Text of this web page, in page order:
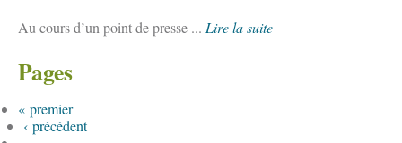
Au cours d’un point de presse ... Lire la suite
Pages
« premier
‹ précédent